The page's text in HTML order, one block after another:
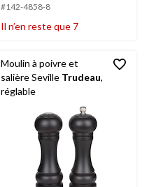
#142-4858-8
Il n’en reste que 7
Moulin à poivre et
salière Seville Trudeau,
réglable